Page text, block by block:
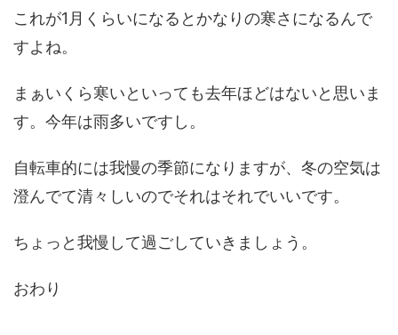
これが1月くらいになるとかなりの寒さになるんで
すよね。
まぁいくら寒いといっても去年ほどはないと思いま
す。今年は雨多いですし。
自転車的には我慢の季節になりますが、冬の空気は
澄んでて清々しいのでそれはそれでいいです。
ちょっと我慢して過ごしていきましょう。
おわり